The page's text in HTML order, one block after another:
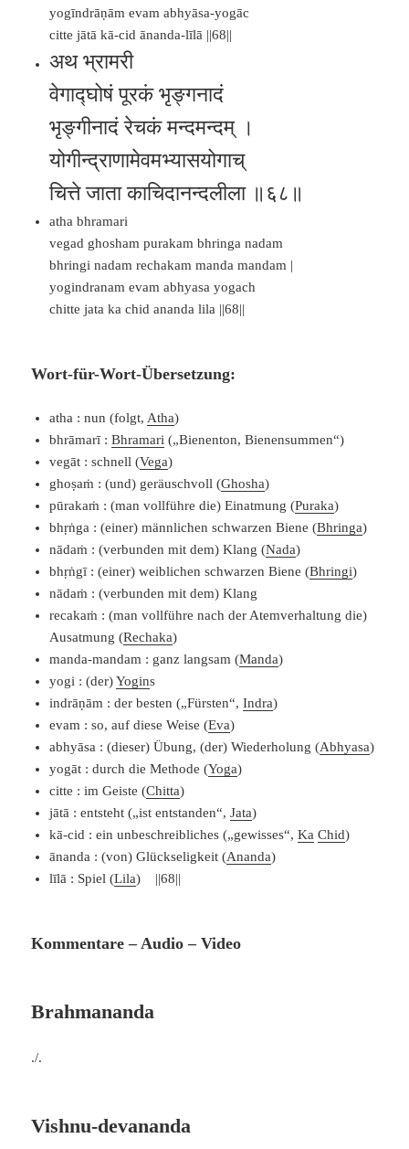
yogīndrāṇām evam abhyāsa-yogāc
citte jātā kā-cid ānanda-līlā ||68||
अथ भ्रामरी
वेगाद्घोषं पूरकं भृङ्गनादं
भृङ्गीनादं रेचकं मन्दमन्दम् ।
योगीन्द्राणामेवमभ्यासयोगाच्
चित्ते जाता काचिदानन्दलीला ॥६८॥
atha bhramari
vegad ghosham purakam bhringa nadam
bhringi nadam rechakam manda mandam |
yogindranam evam abhyasa yogach
chitte jata ka chid ananda lila ||68||
Wort-für-Wort-Übersetzung:
atha : nun (folgt,Atha)
bhrāmarī :Bhramari („Bienenton, Bienensummen“)
vegāt : schnell (Vega)
ghoṣaṁ : (und) geräuschvoll (Ghosha)
pūrakaṁ : (man vollführe die) Einatmung (Puraka)
bhṛṅga : (einer) männlichen schwarzen Biene (Bhringa)
nādaṁ : (verbunden mit dem) Klang (Nada)
bhṛṅgī : (einer) weiblichen schwarzen Biene (Bhringi)
nādaṁ : (verbunden mit dem) Klang
recakaṁ : (man vollführe nach der Atemverhaltung die)
Ausatmung (Rechaka)
manda-mandam : ganz langsam (Manda)
yogi : (der)Yogins
indrāṇām : der besten („Fürsten“,Indra)
evam : so, auf diese Weise (Eva)
abhyāsa : (dieser) Übung, (der) Wiederholung (Abhyasa)
yogāt : durch die Methode (Yoga)
citte : im Geiste (Chitta)
jātā : entsteht („ist entstanden“,Jata)
kā-cid : ein unbeschreibliches („gewisses“,Ka Chid)
ānanda : (von) Glückseligkeit (Ananda)
līlā : Spiel (Lila) ||68||
Kommentare – Audio – Video
Brahmananda
./.
Vishnu-devananda